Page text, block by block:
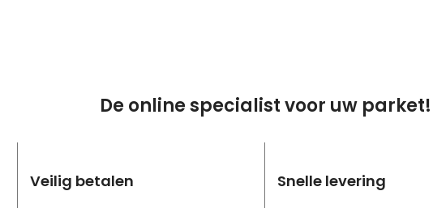
De online specialist voor uw parket!
Veilig betalen Snelle levering